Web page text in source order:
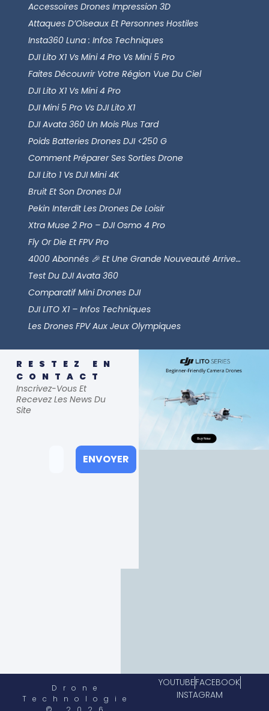
Accessoires Drones Impression 3D
Attaques D’Oiseaux Et Personnes Hostiles
Insta360 Luna : Infos Techniques
DJI Lito X1 Vs Mini 4 Pro Vs Mini 5 Pro
Faites Découvrir Votre Région Vue Du Ciel
DJI Lito X1 Vs Mini 4 Pro
DJI Mini 5 Pro Vs DJI Lito X1
DJI Avata 360 Un Mois Plus Tard
Poids Batteries Drones DJI <250 G
Comment Préparer Ses Sorties Drone
DJI Lito 1 Vs DJI Mini 4K
Bruit Et Son Drones DJI
Pekin Interdit Les Drones De Loisir
Xtra Muse 2 Pro – DJI Osmo 4 Pro
Fly Or Die Et FPV Pro
4000 Abonnés 🎉 Et Une Grande Nouveauté Arrive…
Test Du DJI Avata 360
Comparatif Mini Drones DJI
DJI LITO X1 – Infos Techniques
Les Drones FPV Aux Jeux Olympiques
RESTEZ EN
CONTACT
Inscrivez-Vous Et
Recevez Les News Du
Site
Drone
Technologie
YOUTUBEFACEBOOK
INSTAGRAM